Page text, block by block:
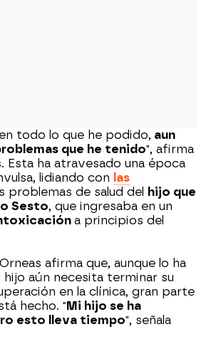
todo lo que he podido, aun
que he tenido", afirma
Esta ha atravesado una época
lidiando con las
problemas de salud del hijo que
Sesto, que ingresaba en un
a principios del
afirma que, aunque lo ha
hijo aún necesita terminar su
en la clínica, gran parte
hecho. "Mi hijo se ha
esto lleva tiempo", señala